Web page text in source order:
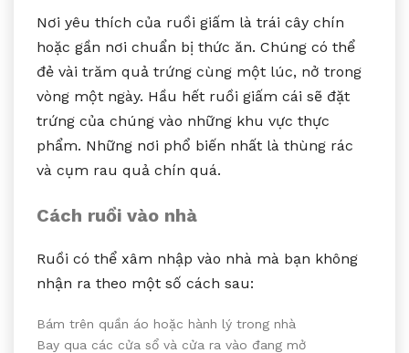
Nơi yêu thích của ruồi giấm là trái cây chín
hoặc gần nơi chuẩn bị thức ăn. Chúng có thể
đẻ vài trăm quả trứng cùng một lúc, nở trong
vòng một ngày. Hầu hết ruồi giấm cái sẽ đặt
trứng của chúng vào những khu vực thực
phẩm. Những nơi phổ biến nhất là thùng rác
và cụm rau quả chín quá.
Cách ruồi vào nhà
Ruồi có thể xâm nhập vào nhà mà bạn không
nhận ra theo một số cách sau:
Bám trên quần áo hoặc hành lý trong nhà
Bay qua các cửa sổ và cửa ra vào đang mở